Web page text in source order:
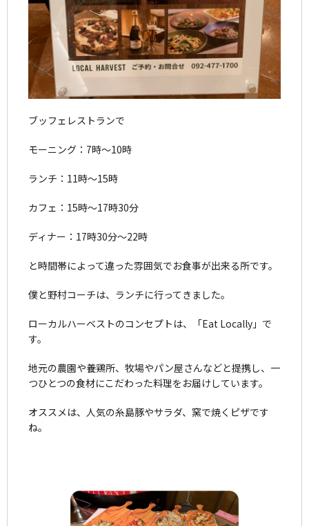
ブッフェレストランで
モーニング：7時～10時
ランチ：11時～15時
カフェ：15時～17時30分
ディナー：17時30分～22時
と時間帯によって違った雰囲気でお食事が出来る所です。
僕と野村コーチは、ランチに行ってきました。
ローカルハーベストのコンセプトは、「Eat Locally」で
す。
地元の農園や養鶏所、牧場やパン屋さんなどと提携し、一
つひとつの食材にこだわった料理をお届けしています。
オススメは、人気の糸島豚やサラダ、窯で焼くピザです
ね。